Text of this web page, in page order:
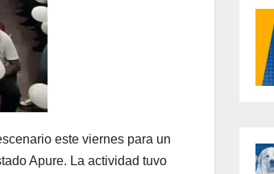
este viernes para un
Apure. La actividad tuvo